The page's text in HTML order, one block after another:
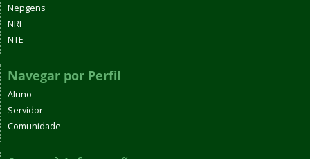
Nepgens
NRI
NTE
Navegar por Perfil
Aluno
Servidor
Comunidade